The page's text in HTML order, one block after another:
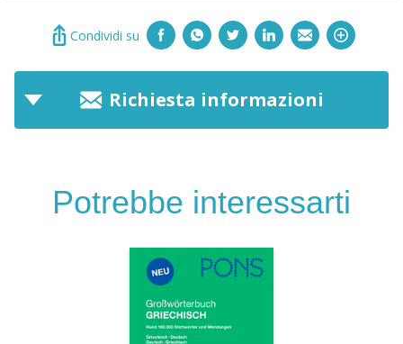
Condividi su
Richiesta informazioni
Potrebbe interessarti